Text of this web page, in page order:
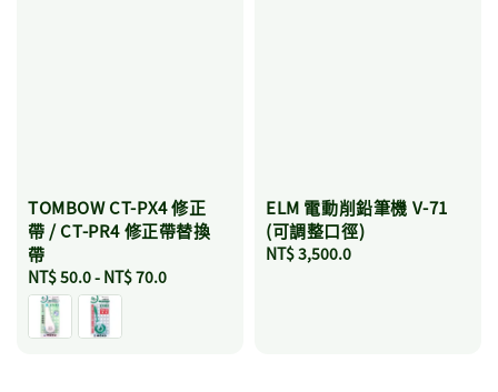
TOMBOW CT-PX4 修正
帶 / CT-PR4 修正帶替換
帶
Regular
price
NT$ 50.0- NT$ 70.0
ELM 電動削鉛筆機 V-71
(可調整口徑)
Regular
NT$ 3,500.0